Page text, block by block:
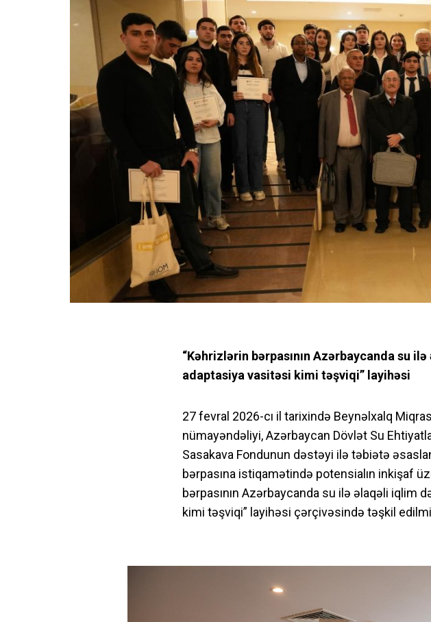
“Kəhrizlərin bərpasının Azərbaycanda su
adaptasiya vasitəsi kimi təşviqi” layihəsi
27 fevral 2026-cı il tarixində Beynəlxalq
nümayəndəliyi, Azərbaycan Dövlət Su
Sasakava Fondunun dəstəyi ilə təbiətə
bərpasına istiqamətində potensialın inkişaf
bərpasının Azərbaycanda su ilə əlaqəli
kimi təşviqi” layihəsi çərçivəsində təşkil